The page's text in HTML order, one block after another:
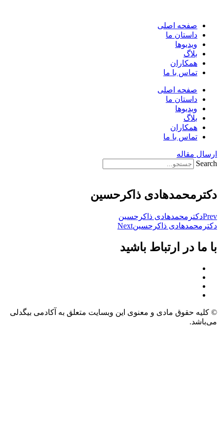
محتوا
صفحه اصلی
داستان ما
ویدیوها
بلاگ
همکاران
تماس با ما
صفحه اصلی
داستان ما
ویدیوها
بلاگ
همکاران
تماس با ما
ارسال مقاله
Search
دکترمحمدهادی ذاکرحسین
Prevدکترمحمدهادی ذاکرحسین
دکترمحمدهادی ذاکرحسینNext
با ما در ارتباط باشید
© کلیه حقوق مادی و معنوی این وبسایت متعلق به آکادمی بیگدلی
می‌باشد.